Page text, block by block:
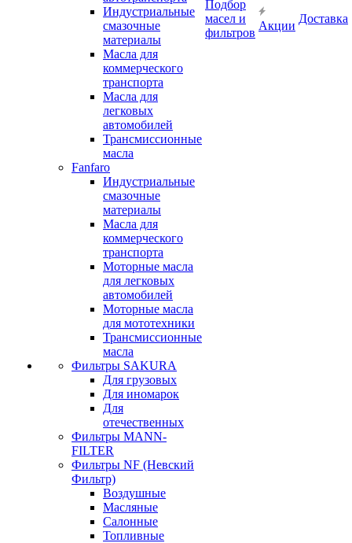
Индустриальные
смазочные
материалы
Масла для
коммерческого
транспорта
Масла для
легковых
автомобилей
Трансмиссионные
масла
Fanfaro
Индустриальные
смазочные
материалы
Масла для
коммерческого
транспорта
Моторные масла
для легковых
автомобилей
Моторные масла
для мототехники
Трансмиссионные
масла
Фильтры SAKURA
Для грузовых
Для иномарок
Для
отечественных
Фильтры MANN-
FILTER
Фильтры NF (Невский
Фильтр)
Воздушные
Масляные
Салонные
Топливные
Подбор
масел и
фильтров
Акции
Доставка